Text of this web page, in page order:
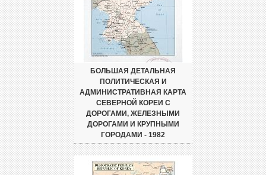
БОЛЬШАЯ ДЕТАЛЬНАЯ
ПОЛИТИЧЕСКАЯ И
АДМИНИСТРАТИВНАЯ КАРТА
СЕВЕРНОЙ КОРЕИ С
ДОРОГАМИ, ЖЕЛЕЗНЫМИ
ДОРОГАМИ И КРУПНЫМИ
ГОРОДАМИ - 1982